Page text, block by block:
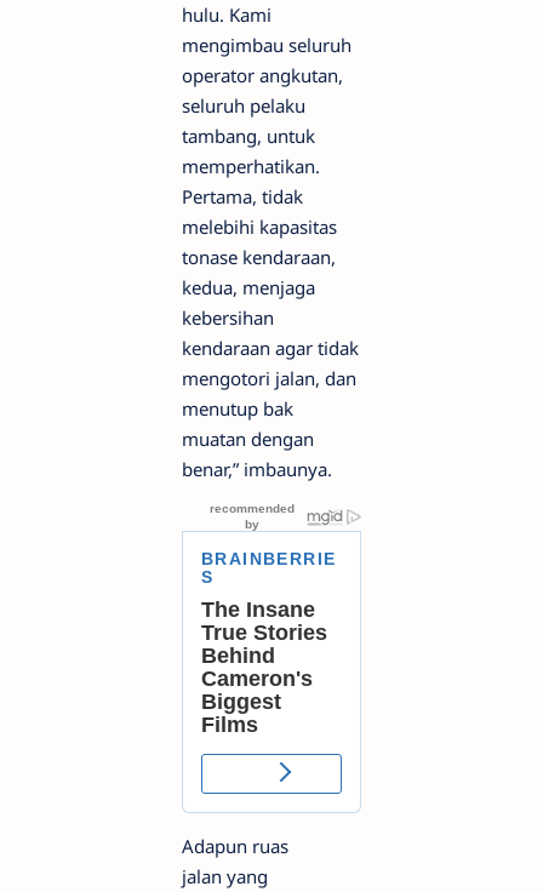
hulu. Kami
mengimbau seluruh
operator angkutan,
seluruh pelaku
tambang, untuk
memperhatikan.
Pertama, tidak
melebihi kapasitas
tonase kendaraan,
kedua, menjaga
kebersihan
kendaraan agar tidak
mengotori jalan, dan
menutup bak
muatan dengan
benar,” imbaunya.
Adapun ruas
jalan yang